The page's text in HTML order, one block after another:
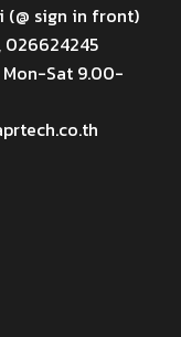
(@ sign in front)
026624245
Mon-Sat 9.00-